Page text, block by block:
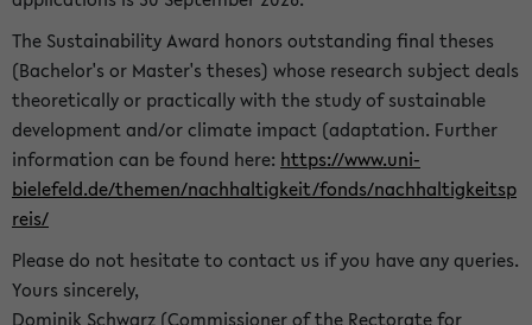
The Sustainability Award honors outstanding final theses
(Bachelor's or Master's theses) whose research subject deals
theoretically or practically with the study of sustainable
development and/or climate impact (adaptation. Further
information can be found here: https://www.uni-
bielefeld.de/themen/nachhaltigkeit/fonds/nachhaltigkeitsp
reis/
Please do not hesitate to contact us if you have any queries.
Yours sincerely,
Dominik Schwarz (Commissioner of the Rectorate for